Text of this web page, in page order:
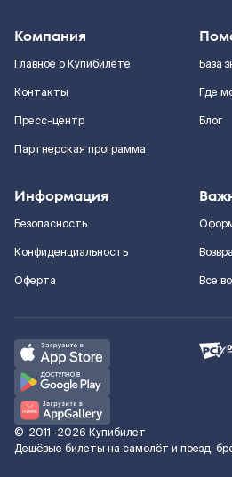
Компания
Главное о Купибилете
Контакты
Пресс-центр
Партнерская программа
База
Где
Блог
Информация
Безопасность
Конфиденциальность
Оферта
Все
© 2011–2026 Купибилет
Дешёвые билеты на самолёт и поезд,